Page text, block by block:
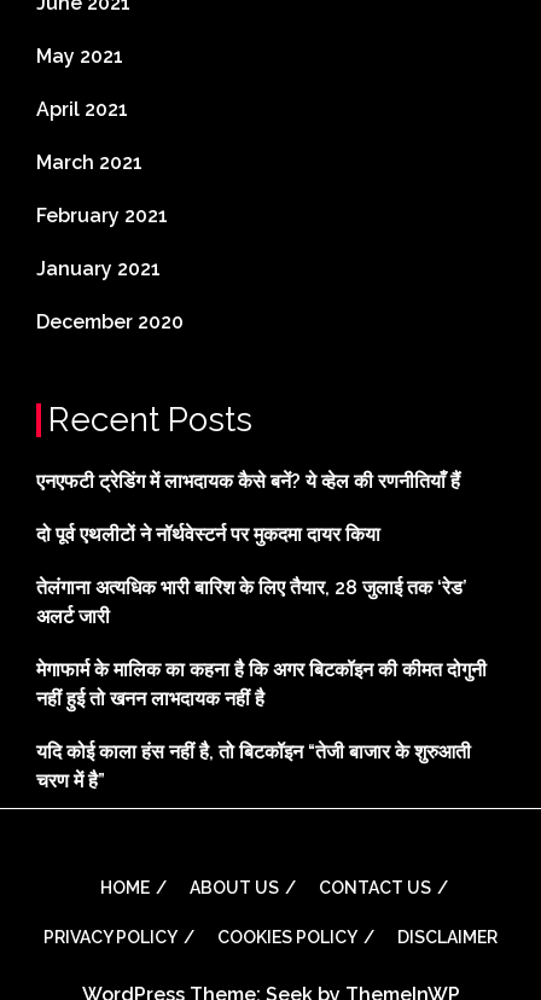
May 2021
April 2021
March 2021
February 2021
January 2021
December 2020
Recent Posts
एनएफटी ट्रेडिंग में लाभदायक कैसे बनें? ये व्हेल की रणनीतियाँ हैं
दो पूर्व एथलीटों ने नॉर्थवेस्टर्न पर मुकदमा दायर किया
तेलंगाना अत्यधिक भारी बारिश के लिए तैयार, 28 जुलाई तक ‘रेड’
अलर्ट जारी
मेगाफार्म के मालिक का कहना है कि अगर बिटकॉइन की कीमत दोगुनी
नहीं हुई तो खनन लाभदायक नहीं है
यदि कोई काला हंस नहीं है, तो बिटकॉइन “तेजी बाजार के शुरुआती
चरण में है”
HOME ABOUT US CONTACT US
PRIVACY POLICY COOKIES POLICY DISCLAIMER
WordPress Theme: Seek by ThemeInWP